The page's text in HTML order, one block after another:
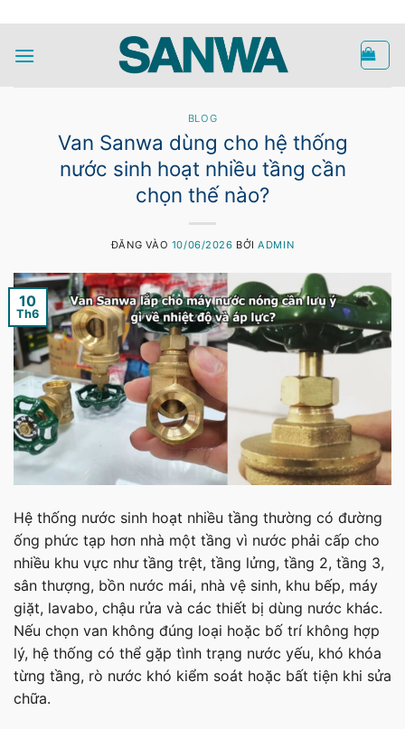
nội
BLOG
Van Sanwa dùng cho hệ thống
nước sinh hoạt nhiều tầng cần
chọn thế nào?
ĐĂNG VÀO 10/06/2026 BỞIADMIN
10
Th6
Hệ thống nước sinh hoạt nhiều tầng thường có đường
ống phức tạp hơn nhà một tầng vì nước phải cấp cho
nhiều khu vực như tầng trệt, tầng lửng, tầng 2, tầng 3,
sân thượng, bồn nước mái, nhà vệ sinh, khu bếp, máy
giặt, lavabo, chậu rửa và các thiết bị dùng nước khác.
Nếu chọn van không đúng loại hoặc bố trí không hợp
lý, hệ thống có thể gặp tình trạng nước yếu, khó khóa
từng tầng, rò nước khó kiểm soát hoặc bất tiện khi sửa
chữa.